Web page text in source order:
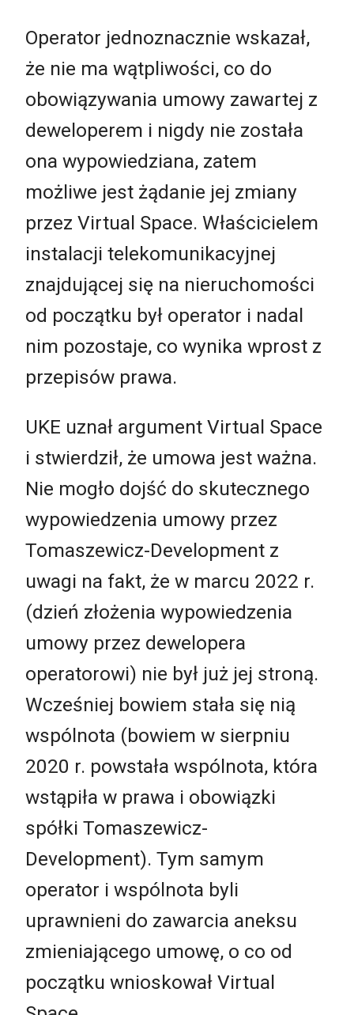
Operator jednoznacznie wskazał,
że nie ma wątpliwości, co do
obowiązywania umowy zawartej z
deweloperem i nigdy nie została
ona wypowiedziana, zatem
możliwe jest żądanie jej zmiany
przez Virtual Space. Właścicielem
instalacji telekomunikacyjnej
znajdującej się na nieruchomości
od początku był operator i nadal
nim pozostaje, co wynika wprost z
przepisów prawa.
UKE uznał argument Virtual Space
i stwierdził, że umowa jest ważna.
Nie mogło dojść do skutecznego
wypowiedzenia umowy przez
Tomaszewicz-Development z
uwagi na fakt, że w marcu 2022 r.
(dzień złożenia wypowiedzenia
umowy przez dewelopera
operatorowi) nie był już jej stroną.
Wcześniej bowiem stała się nią
wspólnota (bowiem w sierpniu
2020 r. powstała wspólnota, która
wstąpiła w prawa i obowiązki
spółki Tomaszewicz-
Development). Tym samym
operator i wspólnota byli
uprawnieni do zawarcia aneksu
zmieniającego umowę, o co od
początku wnioskował Virtual